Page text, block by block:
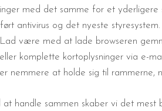
med det samme for et yderligere
antivirus og det nyeste styresystem.
være med at lade browseren
komplette kortoplysninger via e-
nemmere at holde sig til rammerne,
handle sammen skaber vi det mest